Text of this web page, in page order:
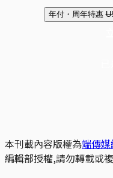
年付・周年特惠
本刊載內容版權為端傳
編輯部授權,請勿轉載或